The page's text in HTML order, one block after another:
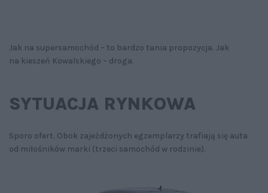
Jak na supersamochód – to bardzo tania propozycja. Jak
na kieszeń Kowalskiego – droga.
SYTUACJA RYNKOWA
Sporo ofert. Obok zajeżdżonych egzemplarzy trafiają się auta
od miłośników marki (trzeci samochód w rodzinie).